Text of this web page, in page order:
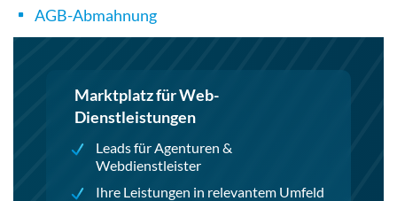
AGB-Abmahnung
Marktplatz für Web-
Dienstleistungen
Leads für Agenturen &
Webdienstleister
Ihre Leistungen in relevantem Umfeld